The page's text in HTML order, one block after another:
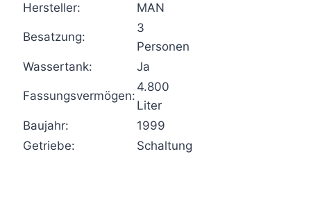
Hersteller:
MAN
Besatzung:
3
Personen
Wassertank:
Ja
Fassungsvermögen:
4.800
Liter
Baujahr:
1999
Getriebe:
Schaltung